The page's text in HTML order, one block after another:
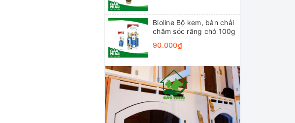
Bioline Bộ kem, bàn chải
chăm sóc răng chó 100g
90.000₫